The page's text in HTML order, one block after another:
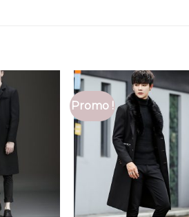
Promo !